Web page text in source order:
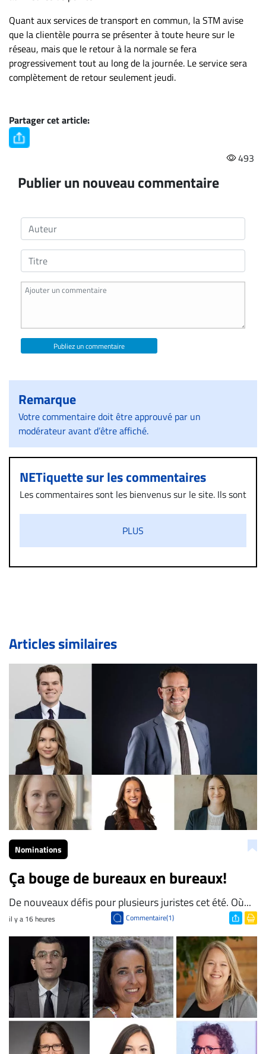
Quant aux services de transport en commun, la STM avise
que la clientèle pourra se présenter à toute heure sur le
réseau, mais que le retour à la normale se fera
progressivement tout au long de la journée. Le service sera
complètement de retour seulement jeudi.
Partager cet article:
493
Publier un nouveau commentaire
Publiez un commentaire
Remarque
Votre commentaire doit être approuvé par un
modérateur avant d’être affiché.
NETiquette sur les commentaires
Les commentaires sont les bienvenus sur le site. Ils sont
diffamatoire. Si malgré cette politique de modération,
un commentaire publié sur le site vous dérange, prenez
immédiatement contact par courriel (info@droit-
de validation, un droit de réponse.
Bien à vous,
La Rédaction de Droit-inc.com
PLUS
Articles similaires
Nominations
Ça bouge de bureaux en bureaux!
De nouveaux défis pour plusieurs juristes cet été. Où...
il y a 16 heures Commentaire(1)